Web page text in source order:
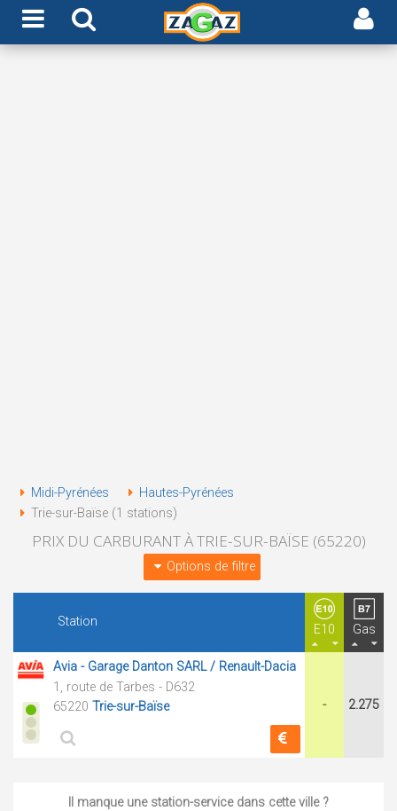
Midi-Pyrénées
Hautes-Pyrénées
Trie-sur-Baïse (1 stations)
PRIX DU CARBURANT À TRIE-SUR-BAÏSE (65220)
Options de filtre
Station
E10 Gas
Avia - Garage Danton SARL / Renault-Dacia
1, route de Tarbes - D632
65220 Trie-sur-Baïse - 2.275
Il manque une station-service dans cette ville ?